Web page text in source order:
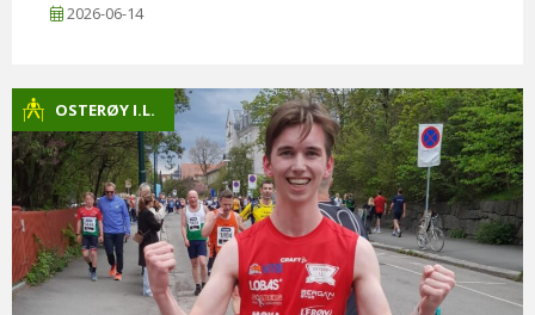
2026-06-14
OSTERØY I.L.